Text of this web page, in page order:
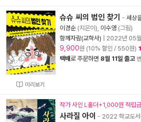
미리보기
슈슈 씨의 범인 찾기 - 세상
이경순 (지은이), 이수영 (그림)
함께자람(교학사)
2022년 05월
9,900원 (10% 할인 / 550원)
택배로 주문하면 8월 11일 출고
작가 사인 L홀더+1,000원 적립금
사라질 아이 - 2022 학교도서